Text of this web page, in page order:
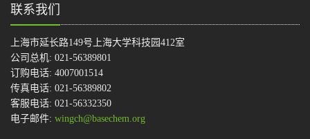
联系我们
上海市延长路149号上海大学科技园412室
公司总机: 021-56389801
订购电话: 4007001514
传真电话: 021-56389802
客服电话: 021-56332350
电子邮件: wingch@basechem.org